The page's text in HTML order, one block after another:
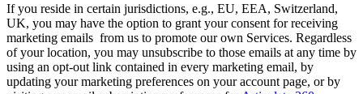
If you reside in certain jurisdictions, e.g., EU, EEA, Switzerland,
UK, you may have the option to grant your consent for receiving
marketing emails from us to promote our own Services. Regardless
of your location, you may unsubscribe to those emails at any time by
using an opt-out link contained in every marketing email, by
updating your marketing preferences on your account page, or by